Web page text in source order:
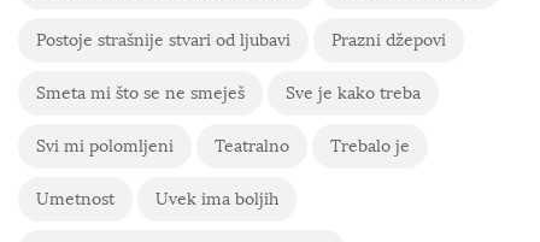
Postoje strašnije stvari od ljubavi Prazni džepovi
Smeta mi što se ne smeješ Sve je kako treba
Svi mi polomljeni Teatralno Trebalo je
Umetnost Uvek ima boljih